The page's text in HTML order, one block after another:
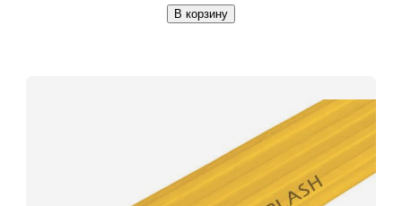
В корзину